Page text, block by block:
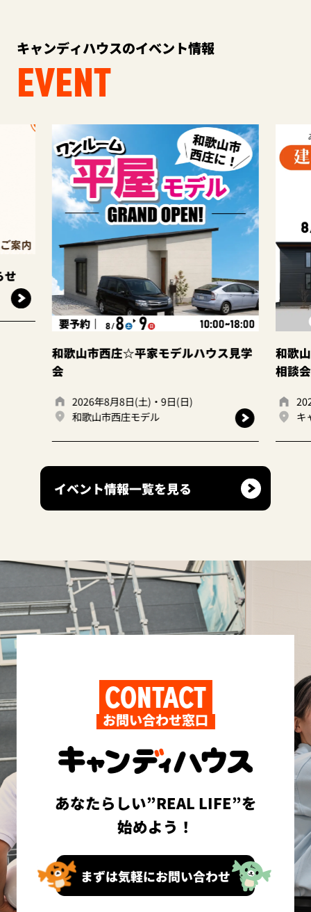
キャンディハウスのイベント情報
EVENT
家モデルハウス見学
(土)・9日(日)
和歌山岩出店 ☆建て替えor
2026年8月8日(土)・9日(日)
キャンディハウス岩出店
イベント情報一覧を見る
CONTACT
お問い合わせ窓口
あなたらしい”REAL LIFE”を
始めよう！
まずは気軽にお問い合わせ